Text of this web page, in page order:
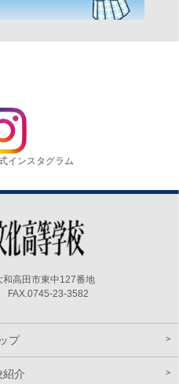
インスタグラム
高田市東中127番地
FAX.0745-23-3582
プ
紹介